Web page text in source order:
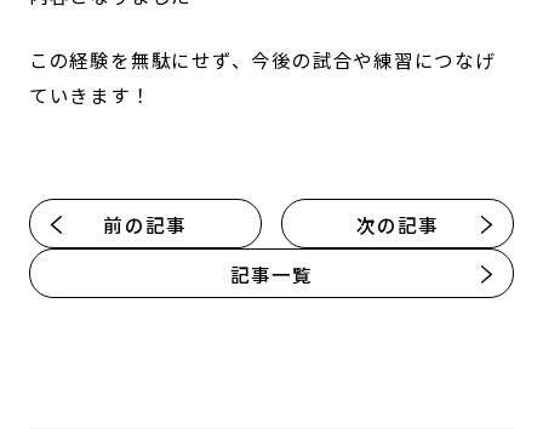
この経験を無駄にせず、今後の試合や練習につなげ
ていきます！
前の記事
記事一覧
次の記事